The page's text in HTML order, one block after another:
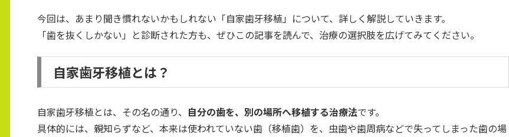
今回は、あまり聞き慣れないかもしれない「自家歯牙移植」について、詳しく解説していきます。
「歯を抜くしかない」と診断された方も、ぜひこの記事を読んで、治療の選択肢を広げてみてください。
自家歯牙移植とは？
自家歯牙移植とは、その名の通り、 自分の歯を、別の場所へ移植する治療法です。
具体的には、親知らずなど、本来は使われていない歯（移植歯）を、虫歯や歯周病などで失ってしまった歯の場